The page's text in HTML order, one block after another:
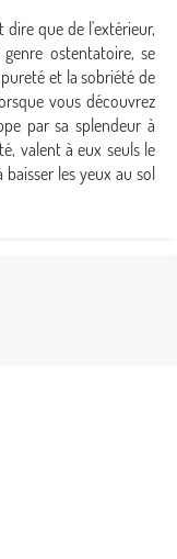
dire que de l'extérieur,
ostentatoire, se
et la sobriété de
vous découvrez
par sa splendeur à
valent à eux seuls le
les yeux au sol